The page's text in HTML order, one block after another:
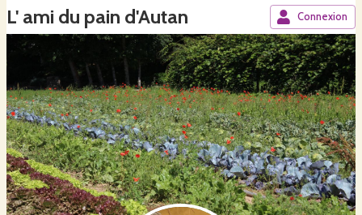
L' ami du pain d'Autan Connexion